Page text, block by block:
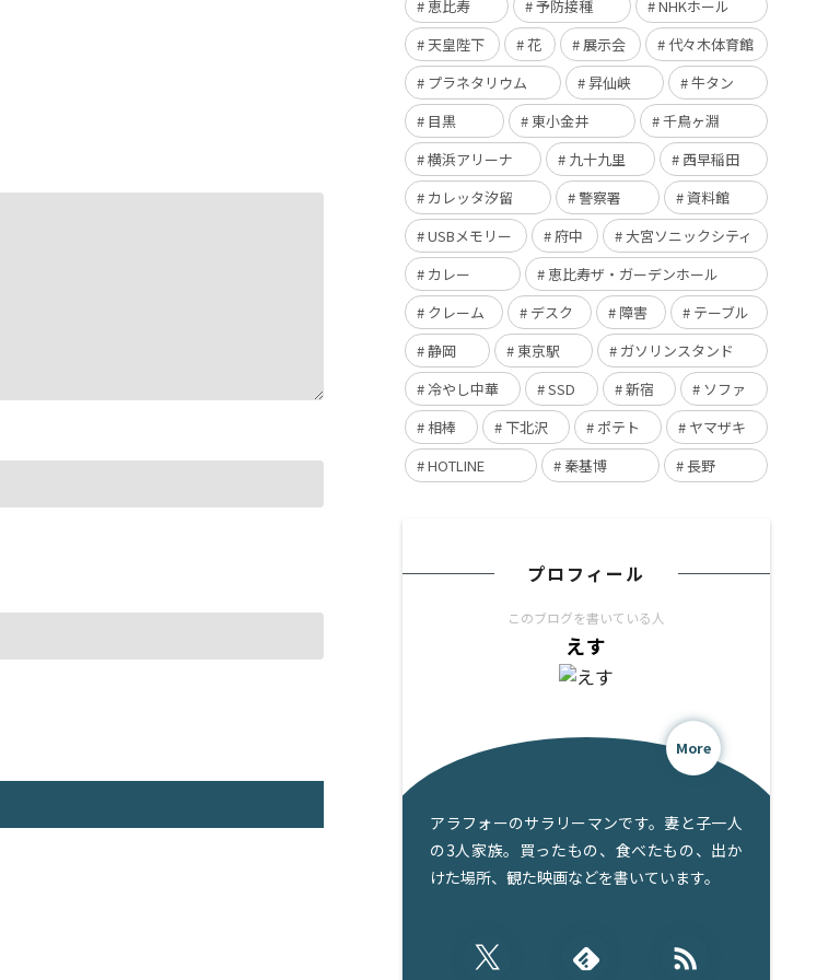
恵比寿 予防接種
NHKホール
天皇陛下
花 展示会
代々木体育館
プラネタリウム
昇仙峡
牛タン
目黒
東小金井
千鳥ヶ淵
横浜アリーナ
九十九里
西早稲田
カレッタ汐留
警察署
資料館
USBメモリー
府中
大宮ソニックシティ
カレー
恵比寿ザ・ガーデンホール
クレーム
デスク 障害
テーブル
静岡
東京駅
ガソリンスタンド
冷やし中華
SSD 新宿
ソファ
相棒
下北沢 ポテト
ヤマザキ
HOTLINE
秦基博 長野
プロフィール
このブログを書いている人
えす
More
アラフォーのサラリーマンです。妻と子一人
の3人家族。買ったもの、食べたもの、出か
けた場所、観た映画などを書いています。